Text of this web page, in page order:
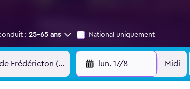
: 25-65 ans National uniquement
lun. 17/8 Midi